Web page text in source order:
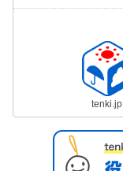
tenki.jp